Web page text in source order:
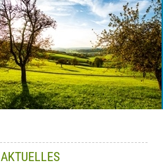
AKTUELLES